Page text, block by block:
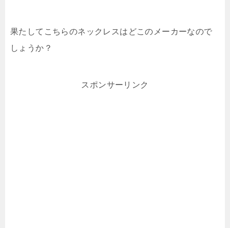
果たしてこちらのネックレスはどこのメーカーなので
しょうか？
スポンサーリンク